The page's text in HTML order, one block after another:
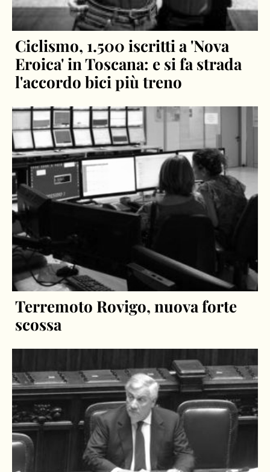
Ciclismo, 1.500 iscritti a 'Nova
Eroica' in Toscana: e si fa strada
l'accordo bici più treno
Terremoto Rovigo, nuova forte
scossa